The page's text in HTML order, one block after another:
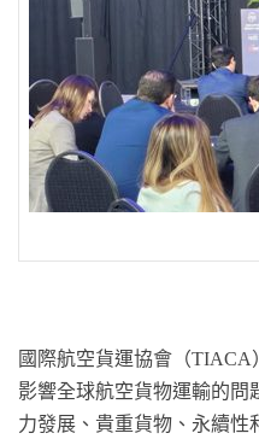
國際航空貨運協會（
影響全球航空貨物運輸的問
力發展、貴重貨物、永續性